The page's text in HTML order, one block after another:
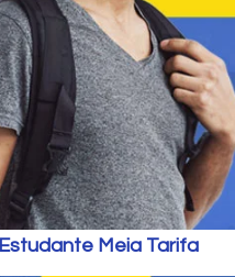
Estudante Meia Tarifa